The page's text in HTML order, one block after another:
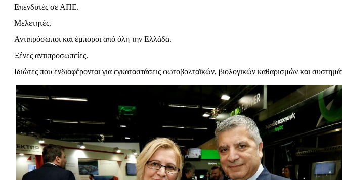
Επενδυτές σε ΑΠΕ.
Μελετητές.
Αντιπρόσωποι και έμποροι από όλη την Ελλάδα.
Ξένες αντιπροσωπείες.
Ιδιώτες που ενδιαφέρονται για εγκαταστάσεις φωτοβολταϊκών, βιολογικών καθαρισμών και